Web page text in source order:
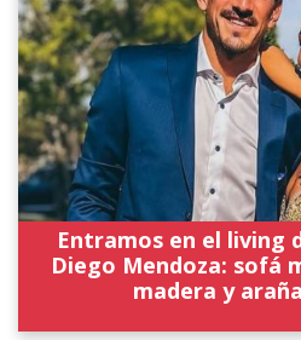
Entramos en el living
Diego Mendoza: sofá
madera y